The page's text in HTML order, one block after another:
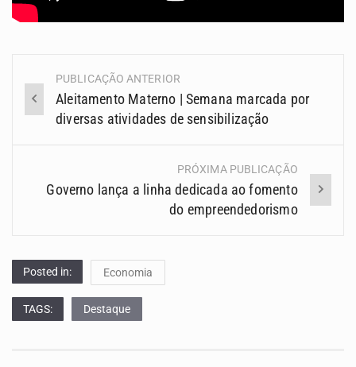
Navegação
(Posts)
PUBLICAÇÃO ANTERIOR
Aleitamento Materno | Semana marcada por
diversas atividades de sensibilização
PRÓXIMA PUBLICAÇÃO
Governo lança a linha dedicada ao fomento
do empreendedorismo
Posted in: Economia
TAGS: Destaque